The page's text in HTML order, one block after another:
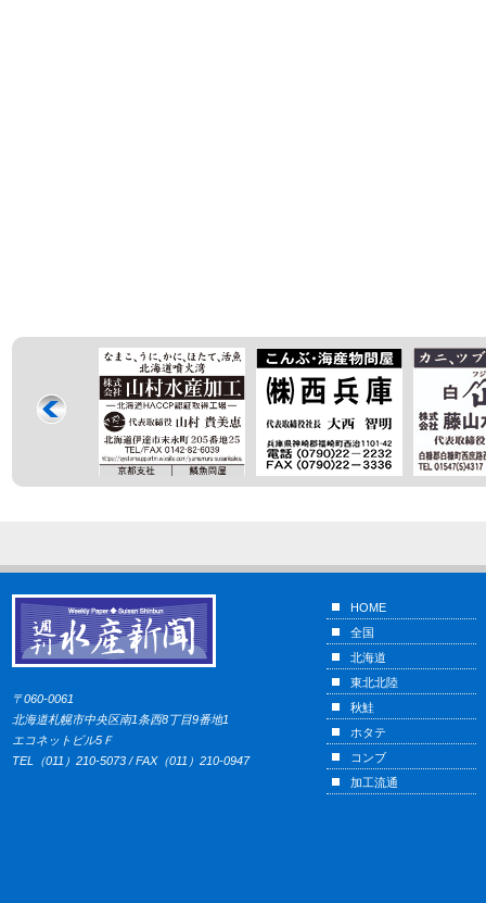
〒060-0061
北海道札幌市中央区南1条西8丁目9番地1
エコネットビル5Ｆ
TEL（011）210-5073 / FAX（011）210-0947
HOME
全国
北海道
東北北陸
秋鮭
ホタテ
コンブ
加工流通